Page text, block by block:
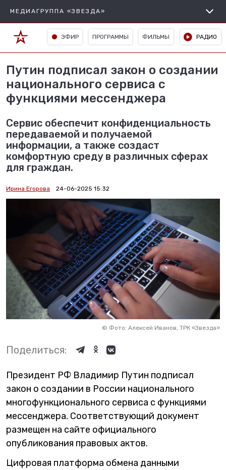
МЕДИАГРУППА «ЗВЕЗДА»
ЭФИР ПРОГРАММЫ ФИЛЬМЫ РАДИО
Путин подписал закон о создании
национального сервиса с
функциями мессенджера
Сервис обеспечит конфиденциальность
передаваемой и получаемой
информации, а также создаст
комфортную среду в различных сферах
для граждан.
Ирина Егорова 24-06-2025 15:32
© Фото: Алексей Иванов, ТРК «Звезда»
Поделиться:
Президент РФ Владимир Путин подписал
закон о создании в России национального
многофункционального сервиса с функциями
мессенджера. Соответствующий документ
размещен на сайте официального
опубликования правовых актов.
Цифровая платформа обмена данными